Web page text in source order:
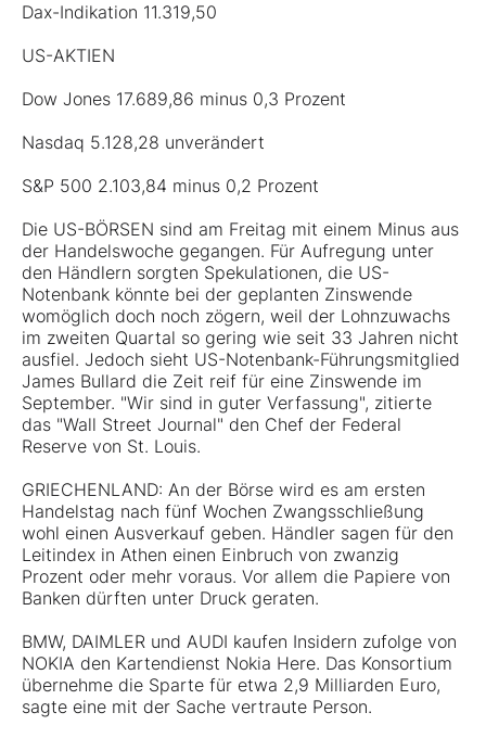
Dax-Indikation 11.319,50
US-AKTIEN
Dow Jones 17.689,86 minus 0,3 Prozent
Nasdaq 5.128,28 unverändert
S&P 500 2.103,84 minus 0,2 Prozent
Die US-BÖRSEN sind am Freitag mit einem Minus aus
der Handelswoche gegangen. Für Aufregung unter
den Händlern sorgten Spekulationen, die US-
Notenbank könnte bei der geplanten Zinswende
womöglich doch noch zögern, weil der Lohnzuwachs
im zweiten Quartal so gering wie seit 33 Jahren nicht
ausfiel. Jedoch sieht US-Notenbank-Führungsmitglied
James Bullard die Zeit reif für eine Zinswende im
September. "Wir sind in guter Verfassung", zitierte
das "Wall Street Journal" den Chef der Federal
Reserve von St. Louis.
GRIECHENLAND: An der Börse wird es am ersten
Handelstag nach fünf Wochen Zwangsschließung
wohl einen Ausverkauf geben. Händler sagen für den
Leitindex in Athen einen Einbruch von zwanzig
Prozent oder mehr voraus. Vor allem die Papiere von
Banken dürften unter Druck geraten.
BMW, DAIMLER und AUDI kaufen Insidern zufolge von
NOKIA den Kartendienst Nokia Here. Das Konsortium
übernehme die Sparte für etwa 2,9 Milliarden Euro,
sagte eine mit der Sache vertraute Person.